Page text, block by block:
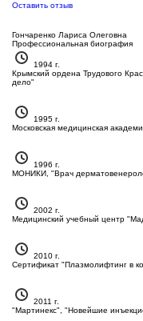
Оставить отзыв
Гончаренко Лариса Олеговна
Профессиональная биография
1994 г.
Крымский ордена Трудового
дело"
1995 г.
Московская медицинская
1996 г.
МОНИКИ, "Врач
2002 г.
Медицинский учебный центр
2010 г.
Сертификат "Плазмолифтинг в
2011 г.
"Мартинекс", "Новейшие